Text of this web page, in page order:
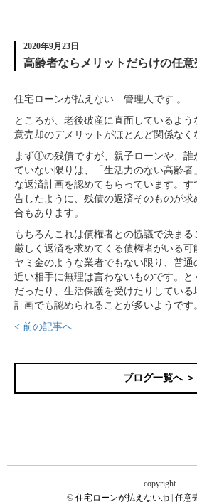
2020年9月23日
高齢者ならメリットだらけの任
住宅ローンが払えない 管理人です 。
ところが、老後破産に直面しているよ
意売却のデメリットがほとんど関係なく
まず①の残債ですが、親子ローンや、誰
ていない限りは、「生活力のない高齢
な返済計画を認めてもらっています。
告したように、残債の返済そのものが
合もあります。
もちろんこれは債権者との協議で決ま
厳しく返済を求めてくる債権者がいる可
ヤミ金のような業者でもない限り、普
近い相手に無理は言わないものです。
だったり、生活保護を受けたりしてい
計画でも認められることが多いようです
< 前の記事へ
ブログ一覧へ ＞
copyright
© 住宅ローンが払えない.jp 任意